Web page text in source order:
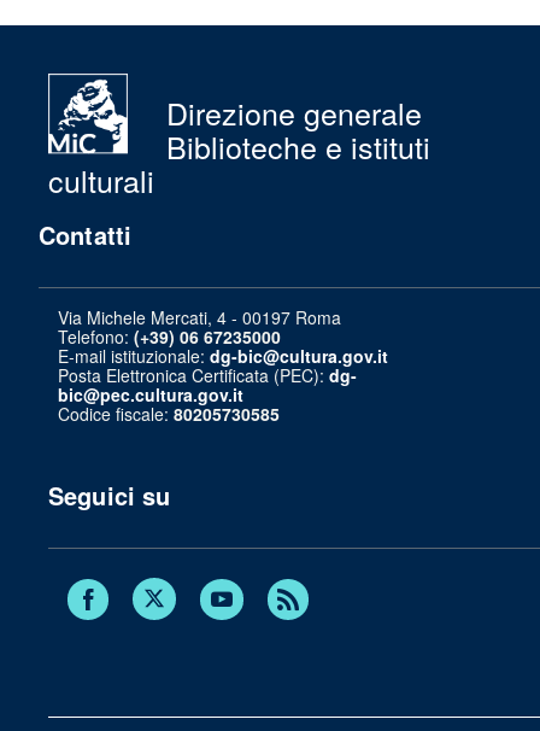
Direzione generale
Biblioteche e istituti
culturali
Contatti
Via Michele Mercati, 4 - 00197 Roma
Telefono: (+39) 06 67235000
E-mail istituzionale: dg-bic@cultura.gov.it
Posta Elettronica Certificata (PEC): dg-
bic@pec.cultura.gov.it
Codice fiscale: 80205730585
Seguici su
Facebook Twitter Youtube